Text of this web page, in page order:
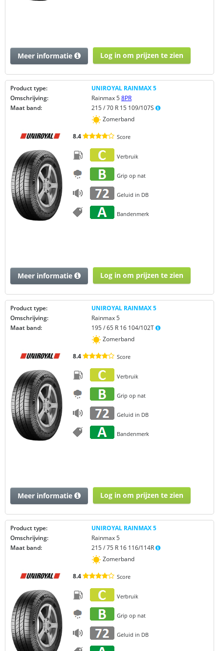
Log in om prijzen te zien
Meer informatie
Product type:
UNIROYAL RAINMAX 5
Omschrijving:
Rainmax 58PR
Maat band:
215 / 70 R 15 109/107S
Zomerband
8.4 Score
Verbruik
Grip op nat
Geluid in DB
Bandenmerk
Log in om prijzen te zien
Meer informatie
Product type:
UNIROYAL RAINMAX 5
Omschrijving:
Rainmax 5
Maat band:
195 / 65 R 16 104/102T
Zomerband
8.4 Score
Verbruik
Grip op nat
Geluid in DB
Bandenmerk
Log in om prijzen te zien
Meer informatie
Product type:
UNIROYAL RAINMAX 5
Omschrijving:
Rainmax 5
Maat band:
215 / 75 R 16 116/114R
Zomerband
8.4 Score
Verbruik
Grip op nat
Geluid in DB